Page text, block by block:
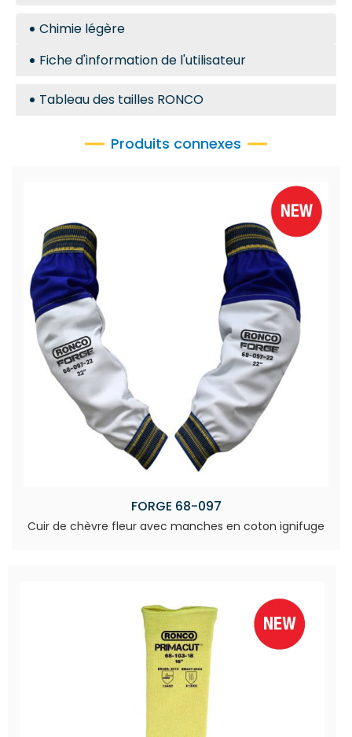
Chimie légère
Fiche d'information de l'utilisateur
Tableau des tailles RONCO
Produits connexes
FORGE 68-097
Cuir de chèvre fleur avec manches en coton ignifuge